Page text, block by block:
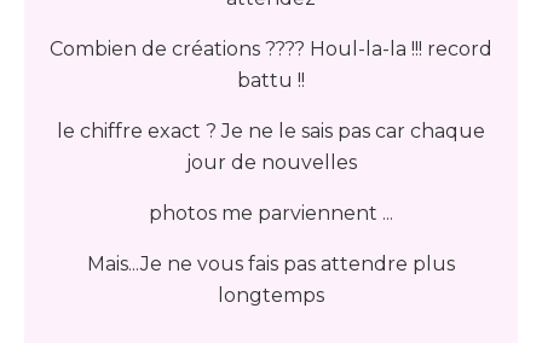
Combien de créations ???? Houl-la-la !!! record
battu !!
le chiffre exact ? Je ne le sais pas car chaque
jour de nouvelles
photos me parviennent ...
Mais...Je ne vous fais pas attendre plus
longtemps